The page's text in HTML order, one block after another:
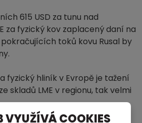
615 USD za tunu nad
za fyzický kov zaplacený daní na
toků kovu Rusal by
fyzický hliník v Evropě je tažení
skladů LME v regionu, tak velmi
VYUŽÍVÁ COOKIES